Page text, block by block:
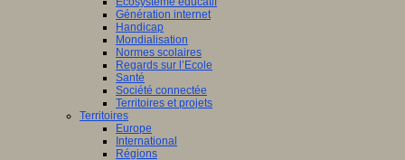
Génération internet
Handicap
Mondialisation
Normes scolaires
Regards sur l’Ecole
Santé
Société connectée
Territoires et projets
Territoires
Europe
International
Régions